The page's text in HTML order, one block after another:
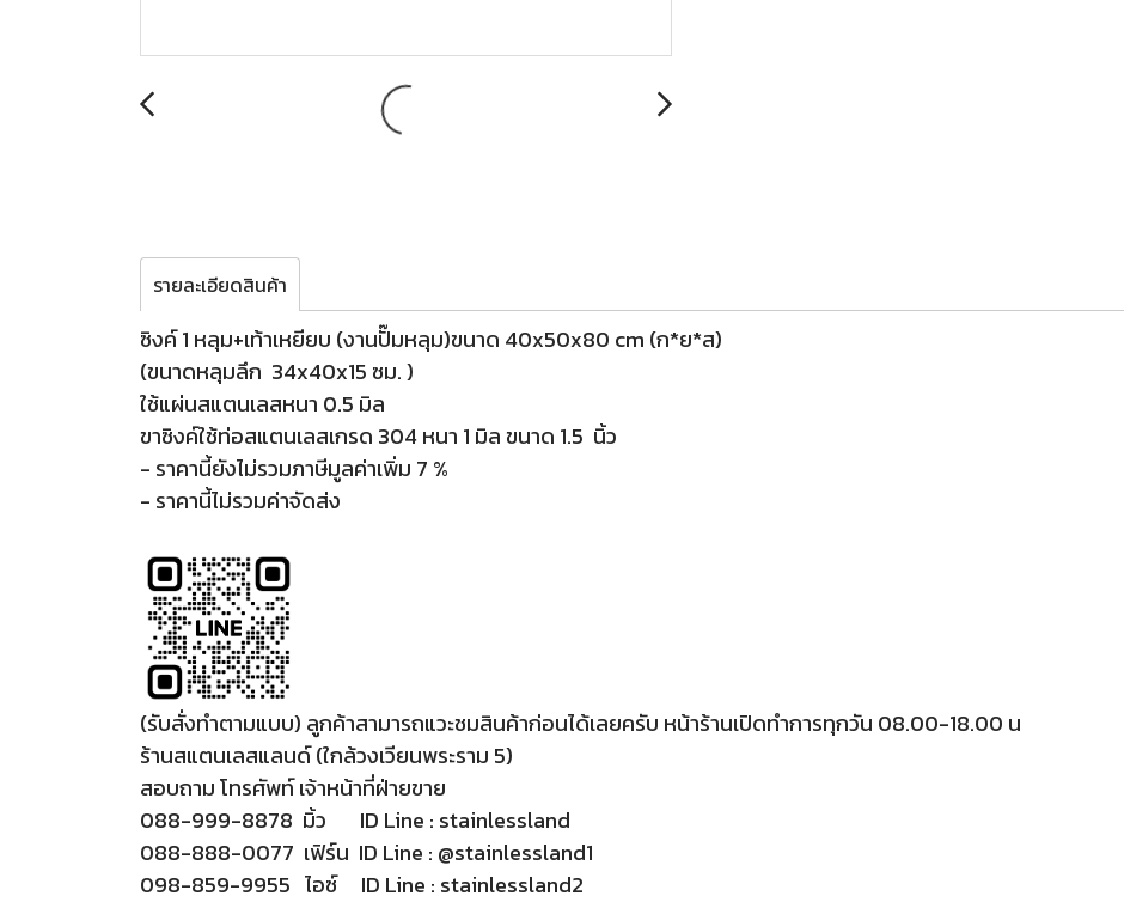
รายละเอียดสินค้า
ซิงค์ 1 หลุม+เท้าเหยียบ (งานปั๊มหลุม)ขนาด 40x50x80 cm (ก*ย*ส)
(ขนาดหลุมลึก 34x40x15 ซม. )
ใช้แผ่นสแตนเลสหนา 0.5 มิล
ขาซิงค์ใช้ท่อสแตนเลสเกรด 304 หนา 1 มิล ขนาด 1.5 นิ้ว
- ราคานี้ยังไม่รวมภาษีมูลค่าเพิ่ม 7 %
- ราคานี้ไม่รวมค่าจัดส่ง
(รับสั่งทำตามแบบ) ลูกค้าสามารถแวะชมสินค้าก่อนได้เลยครับ หน้าร้านเปิดทำการทุกวัน 08.00-18.00 น
ร้านสแตนเลสแลนด์ (ใกล้วงเวียนพระราม 5)
สอบถาม โทรศัพท์ เจ้าหน้าที่ฝ่ายขาย
088-999-8878 มิ้ว ID Line : stainlessland
088-888-0077 เฟิร์น ID Line : @stainlessland1
098-859-9955 ไอซ์ ID Line : stainlessland2